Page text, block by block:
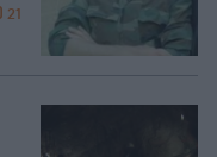
21